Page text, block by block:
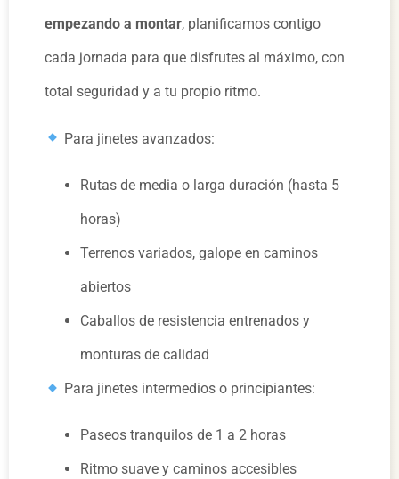
empezando a montar, planificamos contigo
cada jornada para que disfrutes al máximo, con
total seguridad y a tu propio ritmo.
Para jinetes avanzados:
Rutas de media o larga duración (hasta 5
horas)
Terrenos variados, galope en caminos
abiertos
Caballos de resistencia entrenados y
monturas de calidad
Para jinetes intermedios o principiantes:
Paseos tranquilos de 1 a 2 horas
Ritmo suave y caminos accesibles